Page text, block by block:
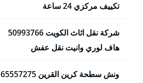
تكييف مركزي 24 ساعة
شركة نقل اثاث الكويت 50993766
هاف لوري وانيت نقل عفش
ونش سطحة كرين القرين 65557275